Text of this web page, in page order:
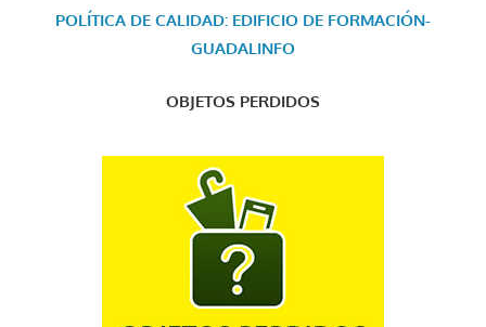
POLÍTICA DE CALIDAD: EDIFICIO DE FORMACIÓN-
GUADALINFO
OBJETOS PERDIDOS